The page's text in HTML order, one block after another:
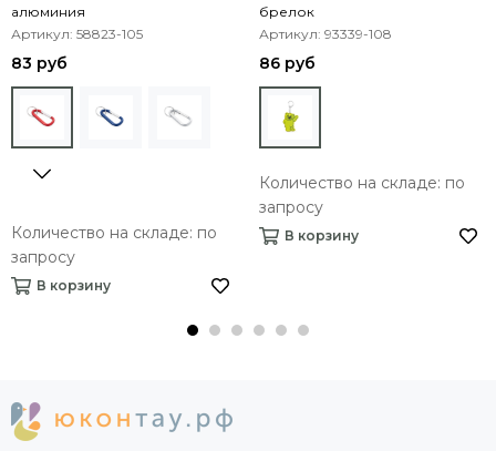
алюминия
Артикул: 58823-105
83 руб
Количество на складе: по
запросу
В корзину
брелок
Артикул: 93339-108
86 руб
Количество на складе: по
запросу
В корзину